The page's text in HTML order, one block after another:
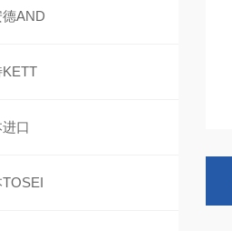
德AND
口
TOSEI